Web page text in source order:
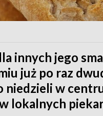
innych jego
już po raz
niedzieli w
lokalnych